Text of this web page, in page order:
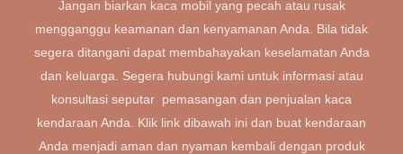
Jangan biarkan kaca mobil yang pecah atau rusak
mengganggu keamanan dan kenyamanan Anda. Bila tidak
segera ditangani dapat membahayakan keselamatan Anda
dan keluarga. Segera hubungi kami untuk informasi atau
konsultasi seputar pemasangan dan penjualan kaca
kendaraan Anda. Klik link dibawah ini dan buat kendaraan
Anda menjadi aman dan nyaman kembali dengan produk